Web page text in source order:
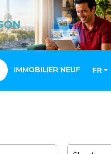
IMMOBILIER NEUF FR